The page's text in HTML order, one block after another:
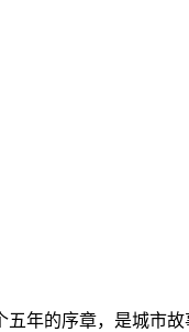
年的序章，是城市故